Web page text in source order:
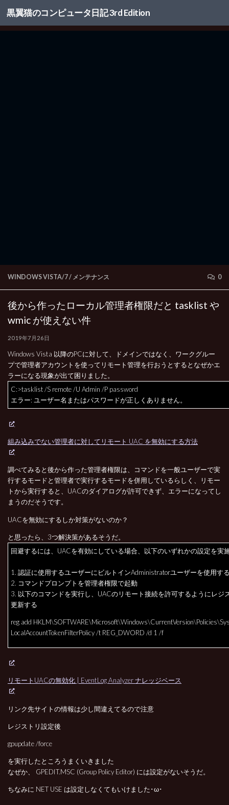
コンテンツへスキップ
黒翼猫のコンピュータ日記 3rd Edition
WINDOWS VISTA/7/ メンテナンス 0
後から作ったローカル管理者権限だと tasklist や
wmic が使えない件
2019年7月26日
Windows Vista 以降のPCに対して、ドメインではなく、ワークグルー
プで管理者アカウントを使ってリモート管理を行おうとするとなぜかエ
ラーになる現象が出て困りました。
C:>tasklist /S remote /U Admin /P password
エラー: ユーザー名またはパスワードが正しくありません。
組み込みでない管理者に対してリモート UAC を無効にする方法
調べてみると後から作った管理者権限は、コマンドを一般ユーザーで実
行するモードと管理者で実行するモードを併用しているらしく、リモー
トから実行すると、UACのダイアログが許可できず、エラーになってし
まうのだそうです。
UACを無効にするしか対策がないのか？
と思ったら、3つ解決策があるそうだ。
回避するには、UACを有効にしている場合、以下のいずれかの設定を実
1. 認証に使用するユーザーにビルトインAdministratorユーザーを使用す
2. コマンドプロンプトを管理者権限で起動
3. 以下のコマンドを実行し、UACのリモート接続を許可するようにレジ
更新する
reg add
LocalAccountTokenFilterPolicy /t REG_DWORD /d 1 /f
リモートUACの無効化 | EventLog Analyzer ナレッジベース
リンク先サイトの情報は少し間違えてるので注意
レジストリ設定後
gpupdate /force
を実行したところうまくいきました
なぜか、 GPEDIT.MSC (Group Policy Editor) には設定がないそうだ。
ちなみに NET USE は設定しなくてもいけました･ω･